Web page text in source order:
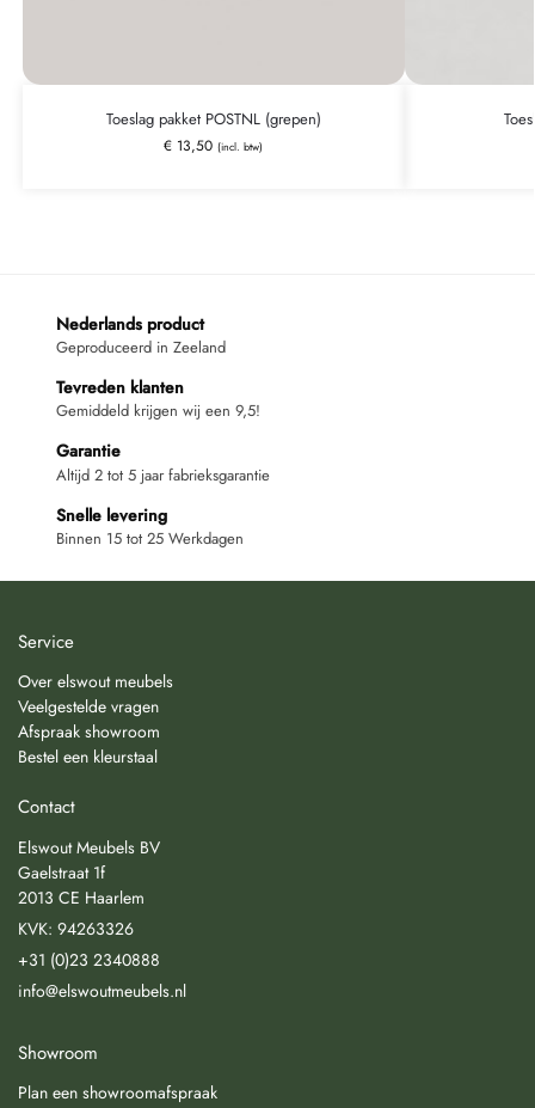
Toeslag pakket POSTNL (grepen)
€ 13,50 (incl. btw)
Nederlands product
Geproduceerd in Zeeland
Tevreden klanten
Gemiddeld krijgen wij een 9,5!
Garantie
Altijd 2 tot 5 jaar fabrieksgarantie
Snelle levering
Binnen 15 tot 25 Werkdagen
Service
Over elswout meubels
Veelgestelde vragen
Afspraak showroom
Bestel een kleurstaal
Contact
Elswout Meubels BV
Gaelstraat 1f
2013 CE Haarlem
KVK: 94263326
+31 (0)23 2340888
info@elswoutmeubels.nl
Showroom
Plan een showroomafspraak